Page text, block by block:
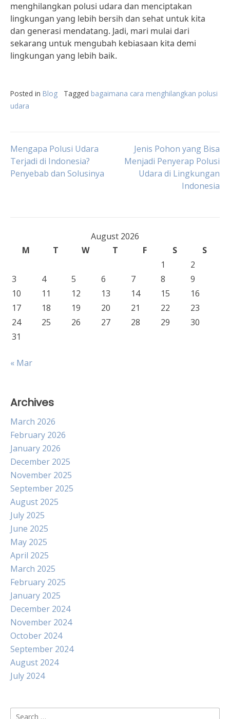
menghilangkan polusi udara dan menciptakan
lingkungan yang lebih bersih dan sehat untuk kita
dan generasi mendatang. Jadi, mari mulai dari
sekarang untuk mengubah kebiasaan kita demi
lingkungan yang lebih baik.
Posted in Blog Tagged bagaimana cara menghilangkan polusi
udara
Post
navigation
Mengapa Polusi Udara
Terjadi di Indonesia?
Penyebab dan Solusinya
Jenis Pohon yang Bisa
Menjadi Penyerap Polusi
Udara di Lingkungan
Indonesia
August 2026
M
T W T F S
S
1
2
3
4 5 6 7 8
9
10
11 12 13 14 15
16
17
18 19 20 21 22
23
24
25 26 27 28 29
30
31
« Mar
Archives
March 2026
February 2026
January 2026
December 2025
November 2025
September 2025
August 2025
July 2025
June 2025
May 2025
April 2025
March 2025
February 2025
January 2025
December 2024
November 2024
October 2024
September 2024
August 2024
July 2024
Search